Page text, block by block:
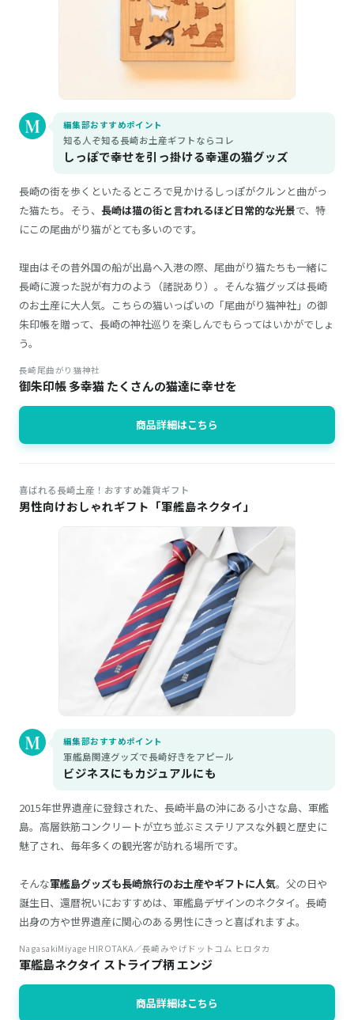
編集部おすすめポイント
知る人ぞ知る長崎お土産ギフトならコレ
しっぽで幸せを引っ掛ける幸運の猫グッズ
長崎の街を歩くといたるところで見かけるしっぽがクルンと曲がっ
た猫たち。そう、 長崎は猫の街と言われるほど日常的な光景で、特
にこの尾曲がり猫がとても多いのです。
理由はその昔外国の船が出島へ入港の際、尾曲がり猫たちも一緒に
長崎に渡った説が有力のよう（諸説あり）。そんな猫グッズは長崎
のお土産に大人気。こちらの猫いっぱいの「尾曲がり猫神社」の御
朱印帳を贈って、長崎の神社巡りを楽しんでもらってはいかがでしょ
う。
長崎尾曲がり猫神社
御朱印帳 多幸猫 たくさんの猫達に幸せを
商品詳細はこちら
喜ばれる長崎土産！おすすめ雑貨ギフト
男性向けおしゃれギフト「軍艦島ネクタイ」
編集部おすすめポイント
軍艦島関連グッズで長崎好きをアピール
ビジネスにもカジュアルにも
2015年世界遺産に登録された、長崎半島の沖にある小さな島、軍艦
島。高層鉄筋コンクリートが立ち並ぶミステリアスな外観と歴史に
魅了され、毎年多くの観光客が訪れる場所です。
そんな軍艦島グッズも長崎旅行のお土産やギフトに人気。父の日や
誕生日、還暦祝いにおすすめは、軍艦島デザインのネクタイ。長崎
出身の方や世界遺産に関心のある男性にきっと喜ばれますよ。
NagasakiMiyage HIROTAKA／長崎みやげドットコム ヒロタカ
軍艦島ネクタイ ストライプ柄 エンジ
商品詳細はこちら